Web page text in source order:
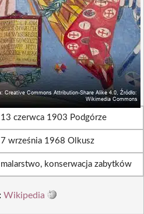
13 czerwca 1903 Podgórze
7 września 1968 Olkusz
malarstwo, konserwacja zabytków
Wikipedia